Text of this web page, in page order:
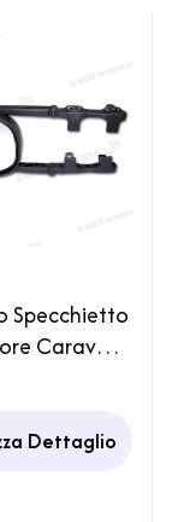
Specchietto
Caravan
REICH
Dettaglio